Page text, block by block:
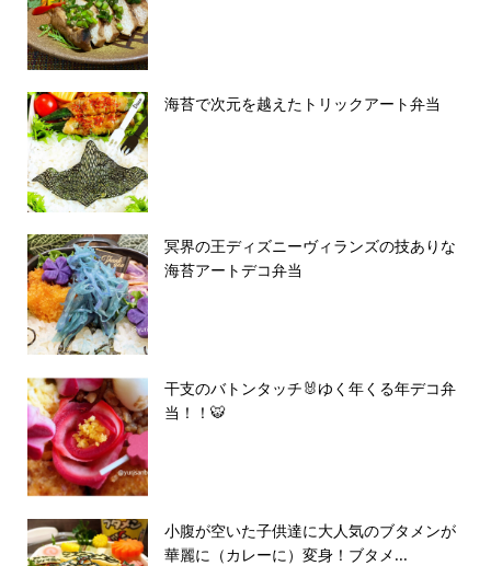
海苔で次元を越えたトリックアート弁当
冥界の王ディズニーヴィランズの技ありな
海苔アートデコ弁当
干支のバトンタッチ🐰ゆく年くる年デコ弁
当！！🐯
小腹が空いた子供達に大人気のブタメンが
華麗に（カレーに）変身！ブタメ...